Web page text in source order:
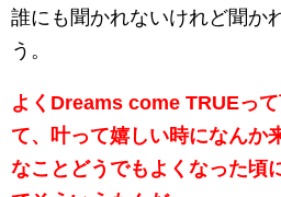
誰にも聞かれないけれど聞か
う。
よくDreams come TRUEっ
て、叶って嬉しい時になんか
なことどうでもよくなった頃